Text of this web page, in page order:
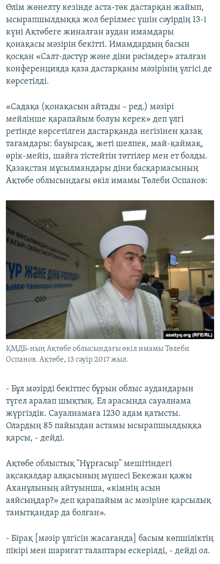
Өлім жөнелту кезінде аста-төк дастарқан жайып,
ысырапшылдыққа жол берілмес үшін сәуірдің 13-і
күні Ақтөбеге жиналған аудан имамдары
қонақасы мәзірін бекітті. Имамдардың басын
қосқан «Салт-дәстүр және діни рәсімдер» аталған
конференцияда қаза дастарқаны мәзірінің үлгісі де
көрсетілді.
«Садақа (қонақасын айтады – ред.) мәзірі
мейлінше қарапайым болуы керек» деп үлгі
ретінде көрсетілген дастарқанда негізінен қазақ
тағамдары: бауырсақ, жеті шелпек, май-қаймақ,
өрік-мейіз, шайға тістейтін тәттілер мен ет болды.
Қазақстан мұсылмандары діни басқармасының
Ақтөбе облысындағы өкіл имамы Төлеби Оспанов:
ҚМДБ-ның Ақтөбе облысындағы өкіл имамы Төлеби
Оспанов. Ақтөбе, 13 сәуір 2017 жыл.
- Бұл мәзірді бекітпес бұрын облыс аудандарын
түгел аралап шықтық. Ел арасында сауалнама
жүргіздік. Сауалнамаға 1230 адам қатысты.
Олардың 85 пайыздан астамы ысырапшылдыққа
қарсы, - дейді.
Ақтөбе облыстық "Нұрғасыр" мешітіндегі
ақсақалдар алқасының мүшесі Бекежан қажы
Аханұлының айтуынша, «кімнің асын
аяйсыңдар?» деп қарапайым ас мәзіріне қарсылық
танытқандар да болған».
- Бірақ [мәзір үлгісін жасағанда] басым көпшіліктің
пікірі мен шариғат талаптары ескерілді, - дейді ол.